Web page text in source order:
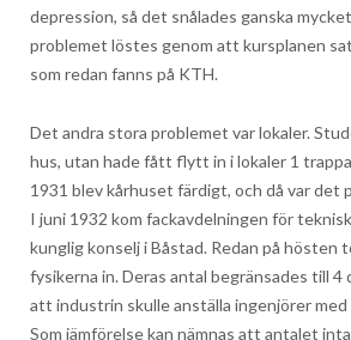
depression, så det snålades ganska
problemet löstes genom att kursplanen
som redan fanns på KTH.
Det andra stora problemet var lokaler.
hus, utan hade fått flytt in i lokaler 1
1931 blev kårhuset färdigt, och då var det
I juni 1932 kom fackavdelningen för
kunglig konselj i Båstad. Redan på hösten
fysikerna in. Deras antal begränsades till 4
att industrin skulle anställa ingenjörer med
Som jämförelse kan nämnas att antalet